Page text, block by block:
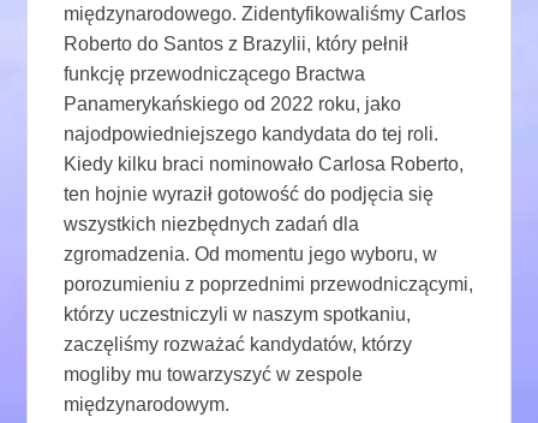
międzynarodowego. Zidentyfikowaliśmy Carlos
Roberto do Santos z Brazylii, który pełnił
funkcję przewodniczącego Bractwa
Panamerykańskiego od 2022 roku, jako
najodpowiedniejszego kandydata do tej roli.
Kiedy kilku braci nominowało Carlosa Roberto,
ten hojnie wyraził gotowość do podjęcia się
wszystkich niezbędnych zadań dla
zgromadzenia. Od momentu jego wyboru, w
porozumieniu z poprzednimi przewodniczącymi,
którzy uczestniczyli w naszym spotkaniu,
zaczęliśmy rozważać kandydatów, którzy
mogliby mu towarzyszyć w zespole
międzynarodowym.